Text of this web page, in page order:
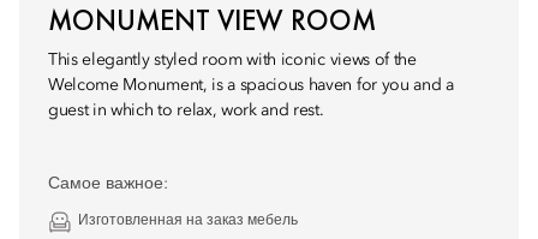
MONUMENT VIEW ROOM
This elegantly styled room with iconic views of the
Welcome Monument, is a spacious haven for you and a
guest in which to relax, work and rest.
Самое важное:
Изготовленная на заказ мебель